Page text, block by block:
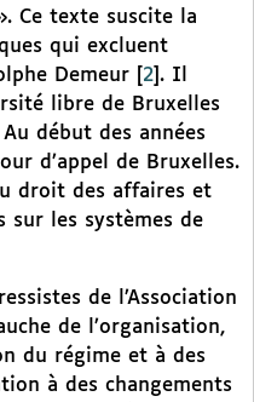
Ce texte suscite la
qui excluent
Demeur
2 . Il
libre de Bruxelles
Au début des années
d’appel de Bruxelles.
droit des affaires et
sur les systèmes de
de l’Association
de l’organisation,
du régime et à des
à des changements